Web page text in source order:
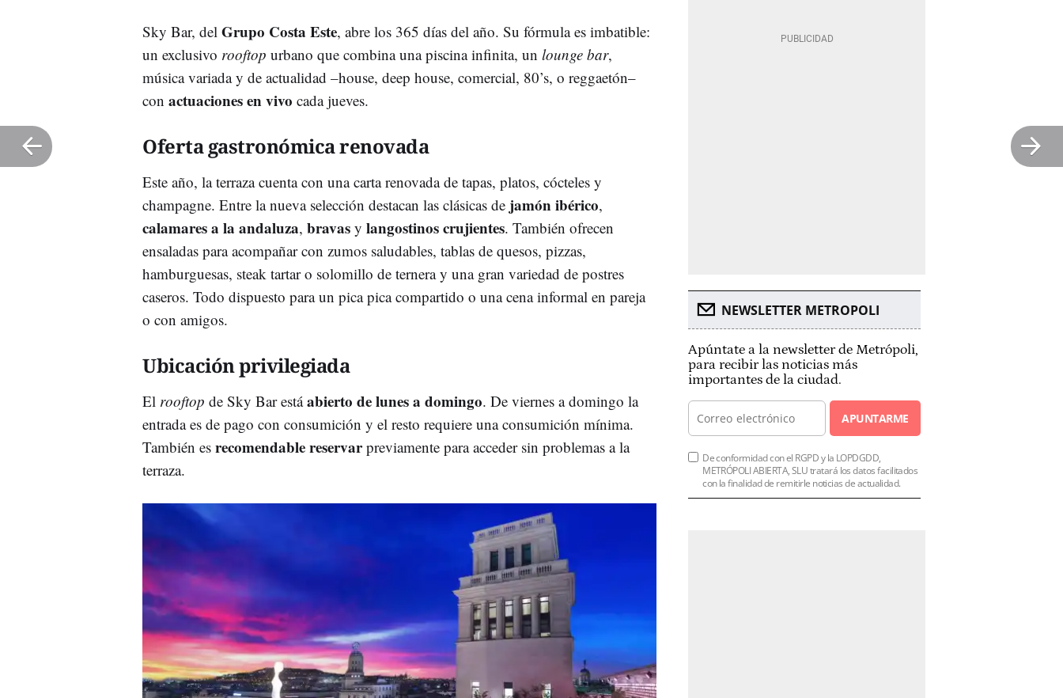
Sky Bar, del Grupo Costa Este, abre los 365 días del año. Su fórmula es imbatible:
un exclusivo rooftop urbano que combina una piscina infinita, un lounge bar,
música variada y de actualidad –house, deep house, comercial, 80’s, o reggaetón–
con actuaciones en vivo cada jueves.
Oferta gastronómica renovada
Este año, la terraza cuenta con una carta renovada de tapas, platos, cócteles y
champagne. Entre la nueva selección destacan las clásicas de jamón ibérico,
calamares a la andaluza, bravas y langostinos crujientes. También ofrecen
ensaladas para acompañar con zumos saludables, tablas de quesos, pizzas,
hamburguesas, steak tartar o solomillo de ternera y una gran variedad de postres
caseros. Todo dispuesto para un pica pica compartido o una cena informal en pareja
o con amigos.
Ubicación privilegiada
El rooftop de Sky Bar estáabierto de lunes a domingo. De viernes a domingo la
entrada es de pago con consumición y el resto requiere una consumición mínima.
También es recomendable reservarpreviamente para acceder sin problemas a la
terraza.
NEWSLETTER METROPOLI
Apúntate a la newsletter de Metrópoli,
para recibir las noticias más
importantes de la ciudad.
APUNTARME
De conformidad con el RGPD y la LOPDGDD,
METRÓPOLI ABIERTA, SLU tratará los datos facilitados
con la finalidad de remitirle noticias de actualidad.